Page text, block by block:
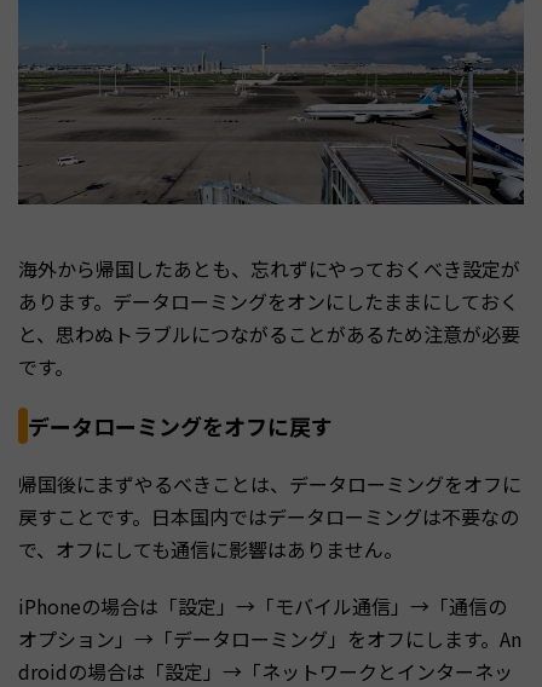
海外から帰国したあとも、忘れずにやっておくべき設定が
あります。データローミングをオンにしたままにしておく
と、思わぬトラブルにつながることがあるため注意が必要
です。
データローミングをオフに戻す
帰国後にまずやるべきことは、データローミングをオフに
戻すことです。日本国内ではデータローミングは不要なの
で、オフにしても通信に影響はありません。
iPhoneの場合は「設定」→「モバイル通信」→「通信の
オプション」→「データローミング」をオフにします。An
droidの場合は「設定」→「ネットワークとインターネッ